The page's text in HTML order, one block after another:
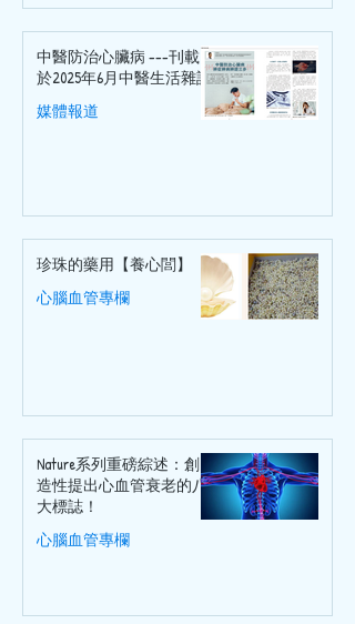
中醫防治心臟病 ---刊載
於2025年6月中醫生活雜誌
媒體報道
珍珠的藥用【養心閭】
心腦血管專欄
Nature系列重磅綜述：創
造性提出心血管衰老的八
大標誌！
心腦血管專欄